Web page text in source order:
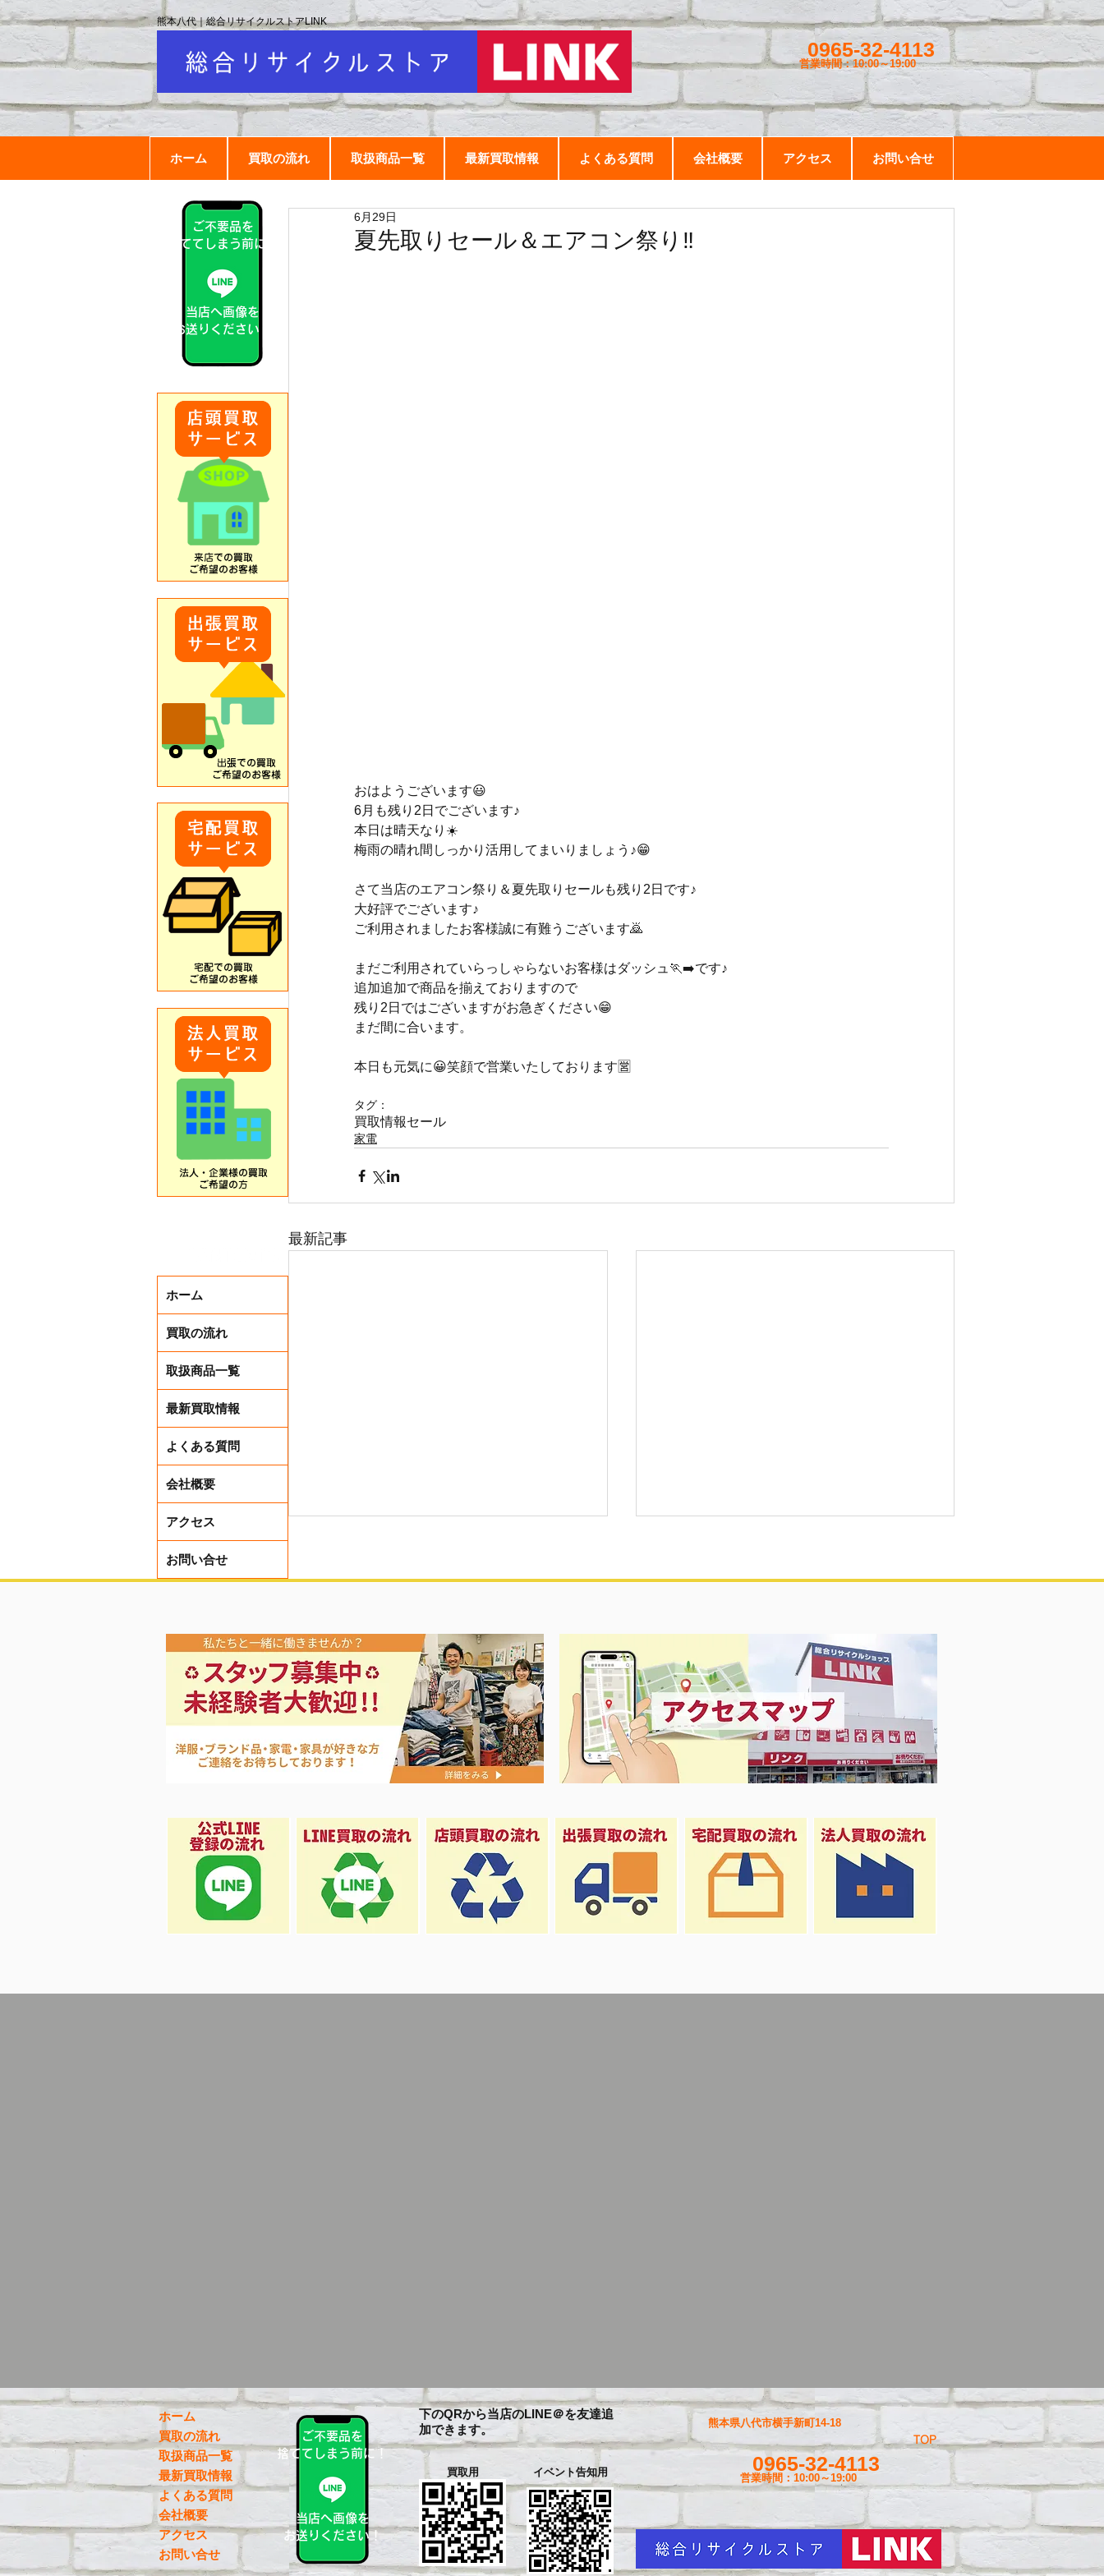
0965-32-4113
営業時間：10:00～19:00
ホーム 買取の流れ 取扱商品一覧 最新買取情報 よくある質問 会社概要 アクセス お問い合せ
熊本八代｜総合リサイクルストアLINK
夏先取りセール＆エアコン祭り‼️
6月29日
おはようございます😃
6月も残り2日でございます♪
本日は晴天なり☀️
梅雨の晴れ間しっかり活用してまいりましょう♪😁
さて当店のエアコン祭り＆夏先取りセールも残り2日です♪
大好評でございます♪
ご利用されましたお客様誠に有難うございます🙇
まだご利用されていらっしゃらないお客様はダッシュ🏃‍➡️です♪
追加追加で商品を揃えておりますので
残り2日ではございますがお急ぎください😁
まだ間に合います。
本日も元気に😀笑顔で営業いたしております🈺
タグ：
買取情報セール
家電
最新記事
夏に向けて冷凍庫！大量品揃え❗️
エアコン祭り開催中♡
ホーム
買取の流れ
取扱商品一覧
最新買取情報
よくある質問
会社概要
アクセス
お問い合せ
ご不要品を
捨ててしまう前に！
当店へ画像を
お送りください！
ホーム
買取の流れ
取扱商品一覧
最新買取情報
よくある質問
会社概要
アクセス
お問い合せ
ご不要品を
捨ててしまう前に！
当店へ画像を
お送りください！
下のQRから当店のLINE＠を友達追
加できます。
買取用 イベント告知用
TOP
0965-32-4113
営業時間：10:00～19:00
熊本県八代市横手新町14-18